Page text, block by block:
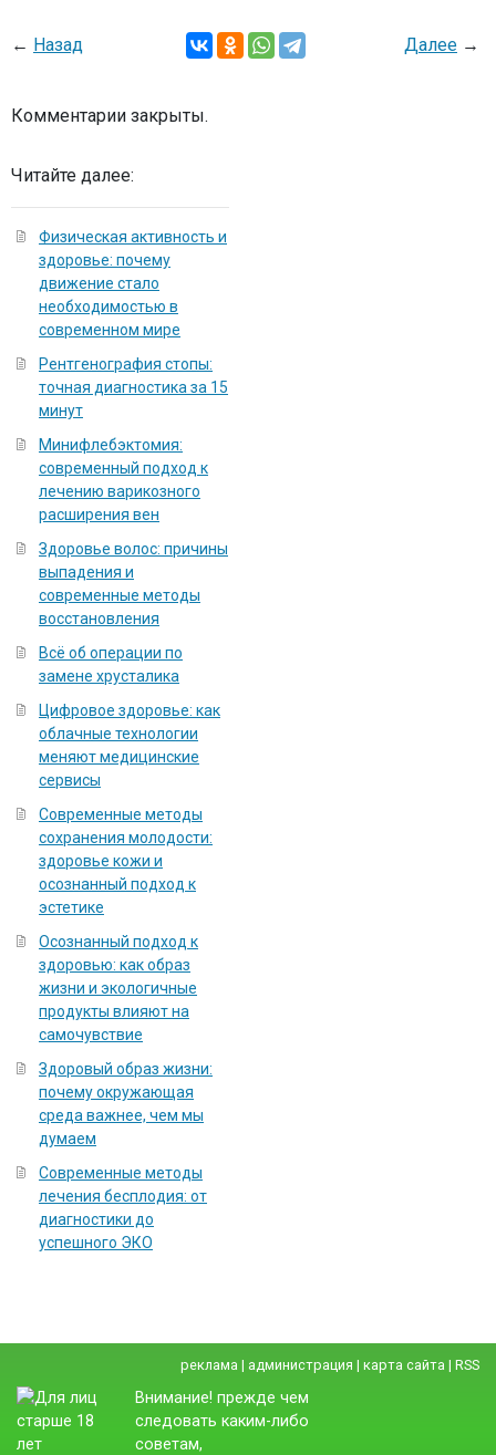
← Назад Далее →
Комментарии закрыты.
Читайте далее:
Физическая активность и
здоровье: почему
движение стало
необходимостью в
современном мире
Рентгенография стопы:
точная диагностика за 15
минут
Минифлебэктомия:
современный подход к
лечению варикозного
расширения вен
Здоровье волос: причины
выпадения и
современные методы
восстановления
Всё об операции по
замене хрусталика
Цифровое здоровье: как
облачные технологии
меняют медицинские
сервисы
Современные методы
сохранения молодости:
здоровье кожи и
осознанный подход к
эстетике
Осознанный подход к
здоровью: как образ
жизни и экологичные
продукты влияют на
самочувствие
Здоровый образ жизни:
почему окружающая
среда важнее, чем мы
думаем
Современные методы
лечения бесплодия: от
диагностики до
успешного ЭКО
реклама | администрация | карта сайта | RSS
Внимание! прежде чем
следовать каким-либо
советам,